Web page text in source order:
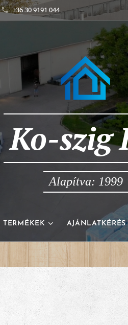
+36 30 9191 044
Ko-szig
Alapítva: 1999
TERMÉKEK AJÁNLATKÉRÉS